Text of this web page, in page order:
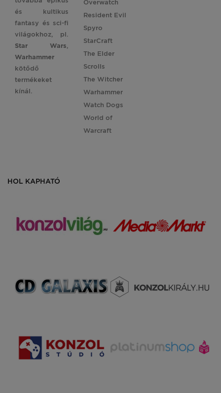
és kultikus
fantasy és sci-fi
világokhoz, pl.
Star
Wars,
Warhammer
kötődő
termékeket
kínál.
Overwatch
Resident Evil
Spyro
StarCraft
The Elder
Scrolls
The Witcher
Warhammer
Watch Dogs
World of
Warcraft
HOL KAPHATÓ